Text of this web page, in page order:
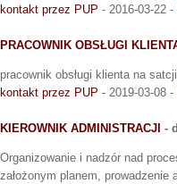
kontakt przez PUP - 2016-03-22 -
PRACOWNIK OBSŁUGI
pracownik obsługi klienta na
kontakt przez PUP - 2019-03-08 -
KIEROWNIK ADMINISTRACJI -
Organizowanie i nadzór nad
założonym planem,